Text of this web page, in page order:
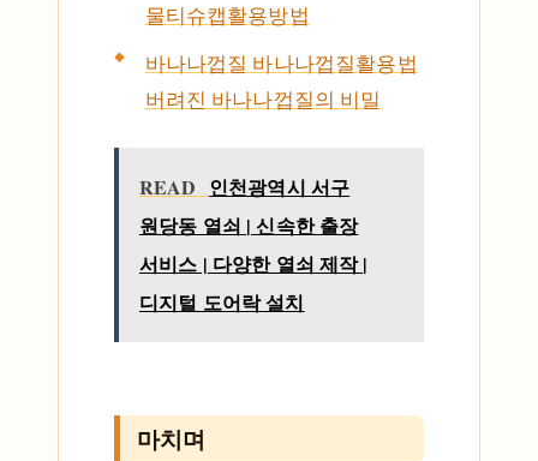
물티슈캡활용방법
바나나껍질 바나나껍질활용법
버려진 바나나껍질의 비밀
READ 인천광역시 서구
원당동 열쇠 | 신속한 출장
서비스 | 다양한 열쇠 제작 |
디지털 도어락 설치
마치며